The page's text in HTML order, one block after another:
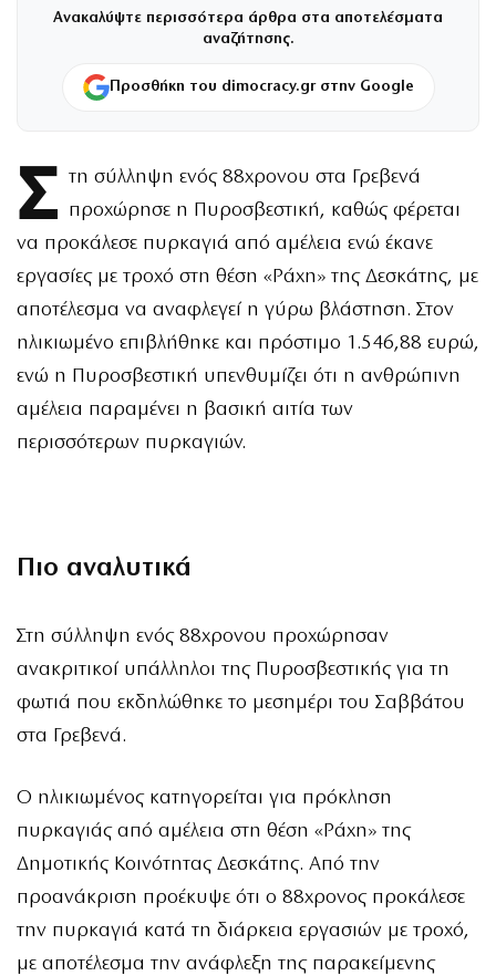
Ανακαλύψτε περισσότερα άρθρα στα αποτελέσματα
αναζήτησης.
Προσθήκη του dimocracy.gr στην Google
Σ τη σύλληψη ενός 88χρονου στα Γρεβενά
προχώρησε η Πυροσβεστική, καθώς φέρεται
να προκάλεσε πυρκαγιά από αμέλεια ενώ έκανε
εργασίες με τροχό στη θέση «Ράχη» της Δεσκάτης, με
αποτέλεσμα να αναφλεγεί η γύρω βλάστηση. Στον
ηλικιωμένο επιβλήθηκε και πρόστιμο 1.546,88 ευρώ,
ενώ η Πυροσβεστική υπενθυμίζει ότι η ανθρώπινη
αμέλεια παραμένει η βασική αιτία των
περισσότερων πυρκαγιών.
Πιο αναλυτικά
Στη σύλληψη ενός 88χρονου προχώρησαν
ανακριτικοί υπάλληλοι της Πυροσβεστικής για τη
φωτιά που εκδηλώθηκε το μεσημέρι του Σαββάτου
στα Γρεβενά.
Ο ηλικιωμένος κατηγορείται για πρόκληση
πυρκαγιάς από αμέλεια στη θέση «Ράχη» της
Δημοτικής Κοινότητας Δεσκάτης. Από την
προανάκριση προέκυψε ότι ο 88χρονος προκάλεσε
την πυρκαγιά κατά τη διάρκεια εργασιών με τροχό,
με αποτέλεσμα την ανάφλεξη της παρακείμενης